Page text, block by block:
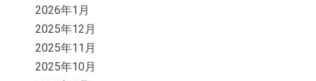
2026年1月
2025年12月
2025年11月
2025年10月